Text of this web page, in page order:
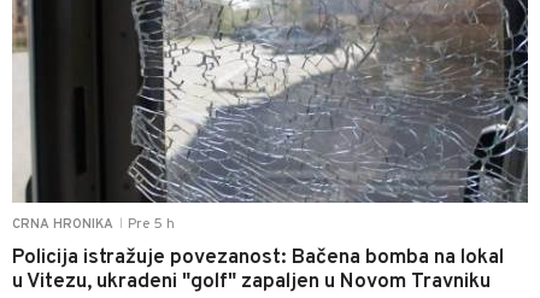
CRNA HRONIKA Pre 5 h
Policija istražuje povezanost: Bačena bomba na lokal
u Vitezu, ukradeni "golf" zapaljen u Novom Travniku